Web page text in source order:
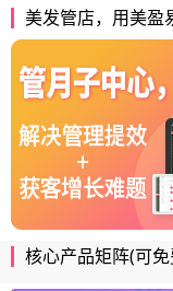
美发管店，用美盈
核心产品矩阵(可